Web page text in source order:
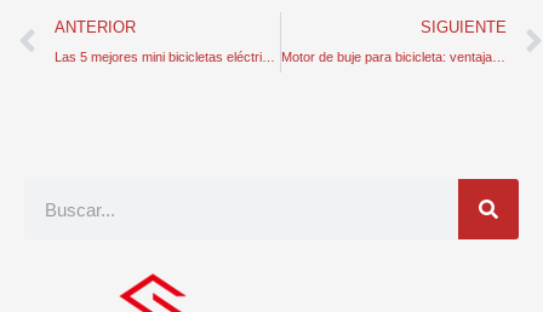
Anterior
ANTERIOR SIGUIENTE